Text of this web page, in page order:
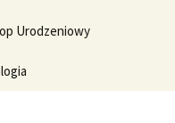
Urodzeniowy